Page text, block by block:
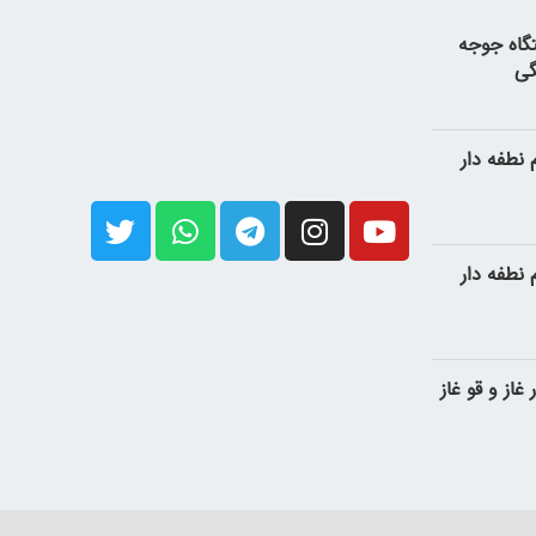
جوجه
دار
دار
و قو غاز